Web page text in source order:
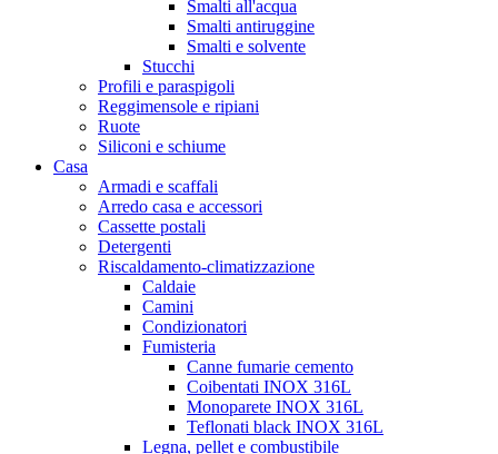
Smalti all'acqua
Smalti antiruggine
Smalti e solvente
Stucchi
Profili e paraspigoli
Reggimensole e ripiani
Ruote
Siliconi e schiume
Casa
Armadi e scaffali
Arredo casa e accessori
Cassette postali
Detergenti
Riscaldamento-climatizzazione
Caldaie
Camini
Condizionatori
Fumisteria
Canne fumarie cemento
Coibentati INOX 316L
Monoparete INOX 316L
Teflonati black INOX 316L
Legna, pellet e combustibile